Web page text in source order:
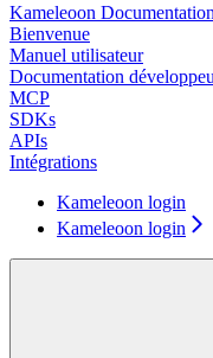
Kameleoon Documentation
Bienvenue
Manuel utilisateur
Documentation
MCP
SDKs
APIs
Intégrations
Kameleoon login
Kameleoon login